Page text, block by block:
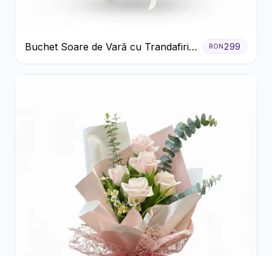
Buchet Soare de Vară cu Trandafiri
Galbeni și Crizanteme Albe
RON 299